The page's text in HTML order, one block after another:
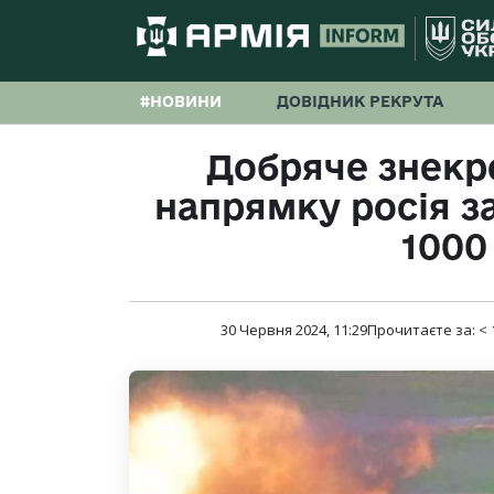
#НОВИНИ ДОВІДНИК РЕКРУТА
Добряче
напрямку росія
1000
30 Червня 2024, 11:29Прочитаєте за: <